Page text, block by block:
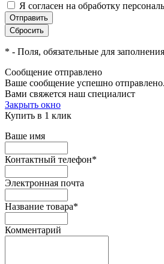
Я согласен на обработку
* - Поля, обязательные для заполнения
Сообщение отправлено
Ваше сообщение успешно
Вами свяжется наш специалист
Закрыть окно
Купить в 1 клик
Ваше имя
Контактный телефон*
Электронная почта
Название товара*
Комментарий